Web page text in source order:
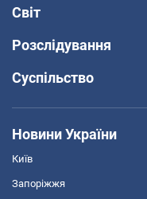
Світ
Розслідування
Суспільство
Новини України
Київ
Запоріжжя